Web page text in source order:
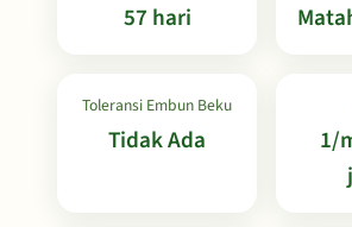
57 hari
Toleransi Embun Beku
Tidak Ada
1/